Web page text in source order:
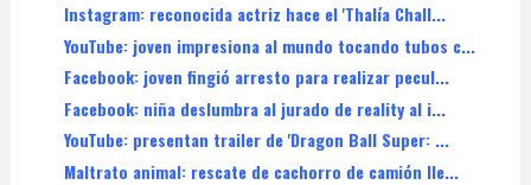
Instagram: reconocida actriz hace el 'Thalía Chall...
YouTube: joven impresiona al mundo tocando tubos c...
Facebook: joven fingió arresto para realizar pecul...
Facebook: niña deslumbra al jurado de reality al i...
YouTube: presentan trailer de 'Dragon Ball Super: ...
Maltrato animal: rescate de cachorro de camión lle...